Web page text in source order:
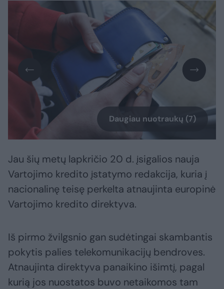
Daugiau nuotraukų (7)
Jau šių metų lapkričio 20 d. įsigalios nauja
Vartojimo kredito įstatymo redakcija, kuria į
nacionalinę teisę perkelta atnaujinta europinė
Vartojimo kredito direktyva.
Iš pirmo žvilgsnio gan sudėtingai skambantis
pokytis palies telekomunikacijų bendroves.
Atnaujinta direktyva panaikino išimtį, pagal
kurią jos nuostatos buvo netaikomos tam